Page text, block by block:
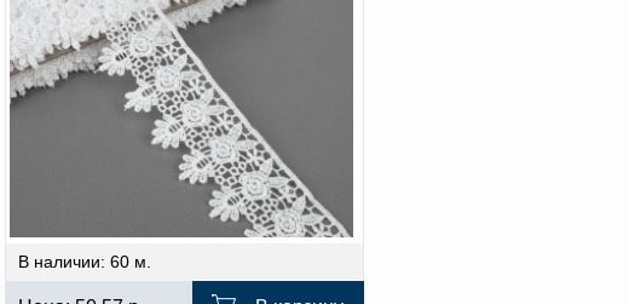
В наличии: 60 м.